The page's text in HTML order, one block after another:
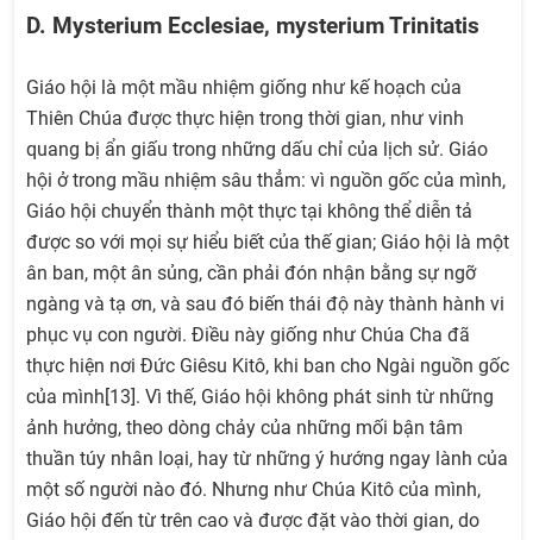
D. Mysterium Ecclesiae, mysterium Trinitatis
Giáo hội là một mầu nhiệm giống như kế hoạch của
Thiên Chúa được thực hiện trong thời gian, như vinh
quang bị ẩn giấu trong những dấu chỉ của lịch sử. Giáo
hội ở trong mầu nhiệm sâu thẳm: vì nguồn gốc của mình,
Giáo hội chuyển thành một thực tại không thể diễn tả
được so với mọi sự hiểu biết của thế gian; Giáo hội là một
ân ban, một ân sủng, cần phải đón nhận bằng sự ngỡ
ngàng và tạ ơn, và sau đó biến thái độ này thành hành vi
phục vụ con người. Điều này giống như Chúa Cha đã
thực hiện nơi Đức Giêsu Kitô, khi ban cho Ngài nguồn gốc
của mình[13]. Vì thế, Giáo hội không phát sinh từ những
ảnh hưởng, theo dòng chảy của những mối bận tâm
thuần túy nhân loại, hay từ những ý hướng ngay lành của
một số người nào đó. Nhưng như Chúa Kitô của mình,
Giáo hội đến từ trên cao và được đặt vào thời gian, do